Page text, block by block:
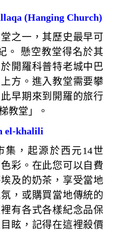
(Hanging Church)
之一，其歷史最早可
。 懸空教堂得名於其
開羅科普特老城中巴
方。進入教堂需要攀
早期來到開羅的旅行
教堂」。
el-khalili
集，起源於西元14世
彩。在此您可以自費
及的奶茶，享受當地
，或購買當地傳統的
有各式各樣紀念品保
眩，記得在這裡殺價